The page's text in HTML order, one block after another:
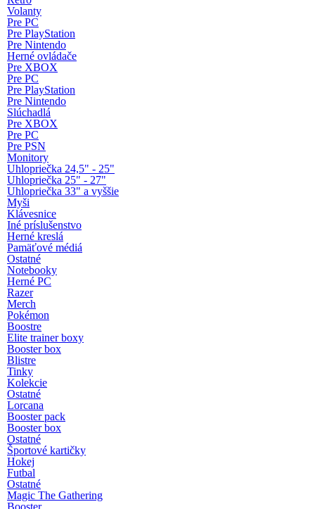
Volanty
Pre PC
Pre PlayStation
Pre Nintendo
Herné ovládače
Pre XBOX
Pre PC
Pre PlayStation
Pre Nintendo
Slúchadlá
Pre XBOX
Pre PC
Pre PSN
Monitory
Uhlopriečka 24,5" - 25"
Uhlopriečka 25" - 27"
Uhlopriečka 33" a vyššie
Myši
Klávesnice
Iné príslušenstvo
Herné kreslá
Pamäťové médiá
Ostatné
Notebooky
Herné PC
Razer
Merch
Pokémon
Boostre
Elite trainer boxy
Booster box
Blistre
Tinky
Kolekcie
Ostatné
Lorcana
Booster pack
Booster box
Ostatné
Športové kartičky
Hokej
Futbal
Ostatné
Magic The Gathering
Booster